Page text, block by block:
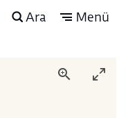
Ara Menü